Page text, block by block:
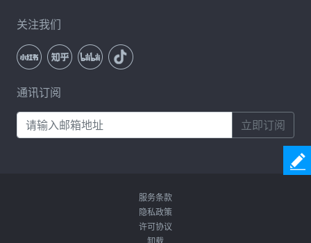
关注我们
通讯订阅
立即订阅
服务条款
隐私政策
许可协议